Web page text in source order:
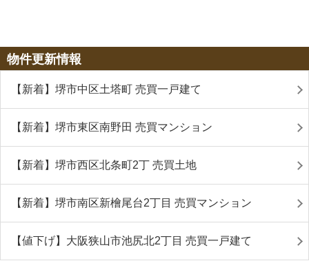
物件更新情報
【新着】堺市中区土塔町 売買一戸建て
【新着】堺市東区南野田 売買マンション
【新着】堺市西区北条町2丁 売買土地
【新着】堺市南区新檜尾台2丁目 売買マンション
【値下げ】大阪狭山市池尻北2丁目 売買一戸建て